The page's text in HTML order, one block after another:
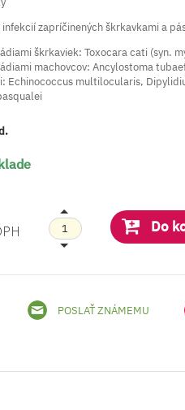
zapríčinených škrkavkami a
škrkaviek: Toxocara cati (syn.
machovcov: Ancylostoma
Echinococcus multilocularis,
Do
POSLAŤ ZNÁMEMU